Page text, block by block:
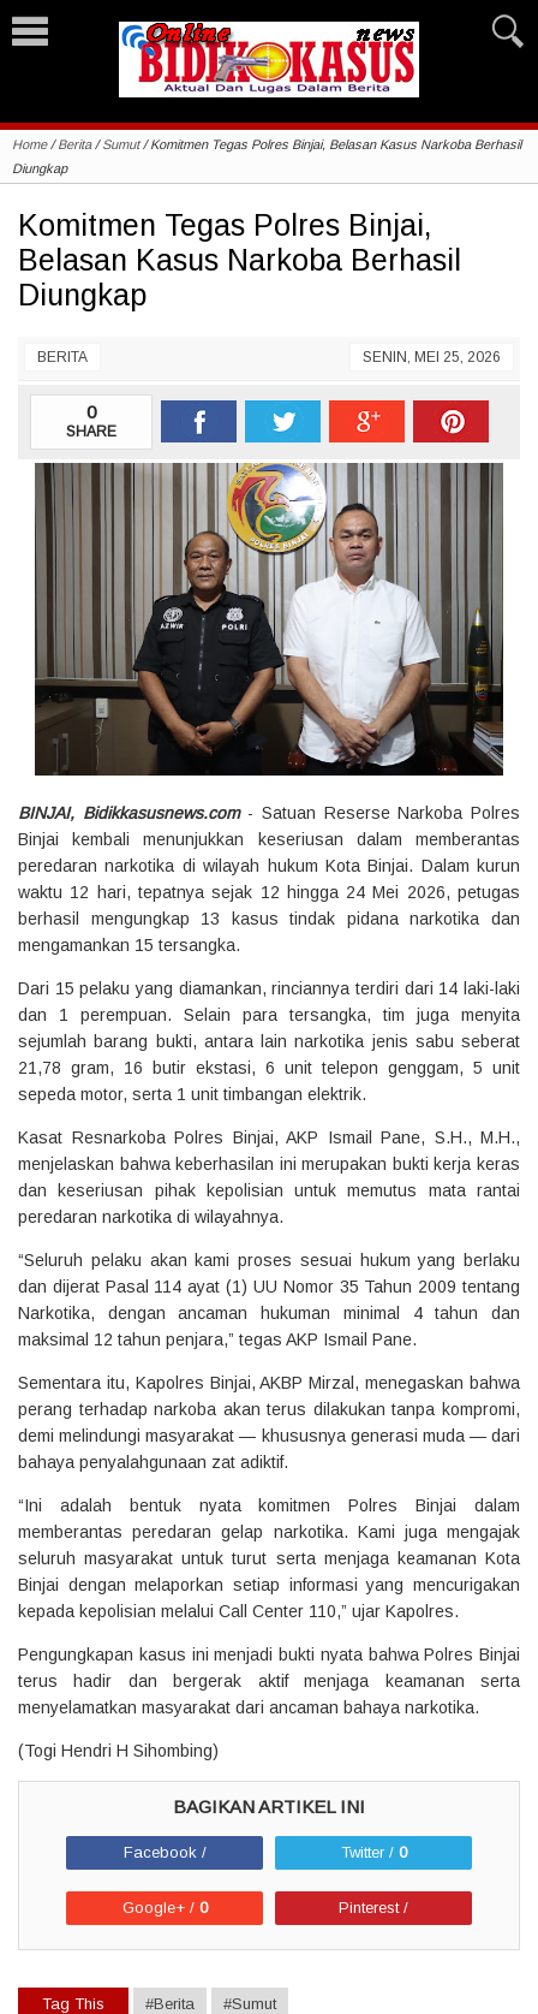
Home/Berita/Sumut/Komitmen Tegas Polres Binjai, Belasan Kasus Narkoba Berhasil
Diungkap
Komitmen Tegas Polres Binjai,
Belasan Kasus Narkoba Berhasil
Diungkap
BERITA SENIN, MEI 25, 2026
0
SHARE
BINJAI, Bidikkasusnews.com- Satuan Reserse Narkoba Polres
Binjai kembali menunjukkan keseriusan dalam memberantas
peredaran narkotika di wilayah hukum Kota Binjai. Dalam kurun
waktu 12 hari, tepatnya sejak 12 hingga 24 Mei 2026, petugas
berhasil mengungkap 13 kasus tindak pidana narkotika dan
mengamankan 15 tersangka.
Dari 15 pelaku yang diamankan, rinciannya terdiri dari 14 laki-laki
dan 1 perempuan. Selain para tersangka, tim juga menyita
sejumlah barang bukti, antara lain narkotika jenis sabu seberat
21,78 gram, 16 butir ekstasi, 6 unit telepon genggam, 5 unit
sepeda motor, serta 1 unit timbangan elektrik.
Kasat Resnarkoba Polres Binjai, AKP Ismail Pane, S.H., M.H.,
menjelaskan bahwa keberhasilan ini merupakan bukti kerja keras
dan keseriusan pihak kepolisian untuk memutus mata rantai
peredaran narkotika di wilayahnya.
“Seluruh pelaku akan kami proses sesuai hukum yang berlaku
dan dijerat Pasal 114 ayat (1) UU Nomor 35 Tahun 2009 tentang
Narkotika, dengan ancaman hukuman minimal 4 tahun dan
maksimal 12 tahun penjara,” tegas AKP Ismail Pane.
Sementara itu, Kapolres Binjai, AKBP Mirzal, menegaskan bahwa
perang terhadap narkoba akan terus dilakukan tanpa kompromi,
demi melindungi masyarakat — khususnya generasi muda — dari
bahaya penyalahgunaan zat adiktif.
“Ini adalah bentuk nyata komitmen Polres Binjai dalam
memberantas peredaran gelap narkotika. Kami juga mengajak
seluruh masyarakat untuk turut serta menjaga keamanan Kota
Binjai dengan melaporkan setiap informasi yang mencurigakan
kepada kepolisian melalui Call Center 110,” ujar Kapolres.
Pengungkapan kasus ini menjadi bukti nyata bahwa Polres Binjai
terus hadir dan bergerak aktif menjaga keamanan serta
menyelamatkan masyarakat dari ancaman bahaya narkotika.
(Togi Hendri H Sihombing)
Facebook / Twitter / 0
Google+ / 0 Pinterest /
Tag This #Berita #Sumut